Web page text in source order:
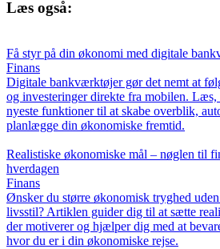
Læs også:
Få styr på din økonomi med digitale
Finans
Digitale bankværktøjer gør det nemt at
og investeringer direkte fra mobilen.
nyeste funktioner til at skabe overblik,
planlægge din økonomiske fremtid.
Realistiske økonomiske mål – nøglen til
hverdagen
Finans
Ønsker du større økonomisk tryghed
livsstil? Artiklen guider dig til at sætte
der motiverer og hjælper dig med at
hvor du er i din økonomiske rejse.